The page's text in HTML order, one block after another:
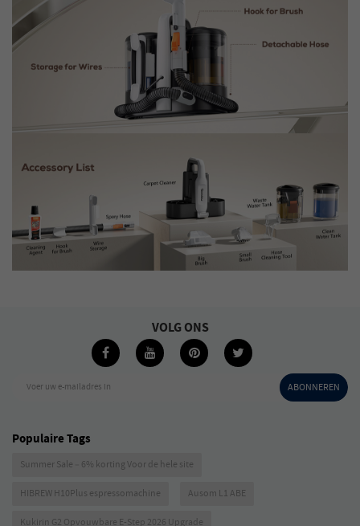
Voer uw e-mailadres in ABONNEREN
VOLG ONS
Populaire Tags
Summer Sale – 6% korting Voor de hele site
HIBREW H10Plus espressomachine Ausom L1 ABE
Kukirin G2 Opvouwbare E-Step 2026 Upgrade